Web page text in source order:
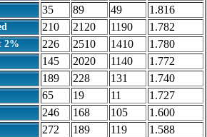
35 89 49 1.816
210 2120 1190 1.782
2% 226 2510 1410 1.780
145 2020 1140 1.772
189 228 131 1.740
65 19 11 1.727
246 168 105 1.600
272 189 119 1.588